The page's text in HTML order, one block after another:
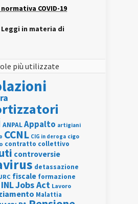
COVID-19
in materia di
più utilizzate
ANPALAppalto artigiani
CCNL CIG in deroga cigo
contratto collettivo
controversie
detassazione
fiscale formazione
INLJobs Act Lavoro
Malattia